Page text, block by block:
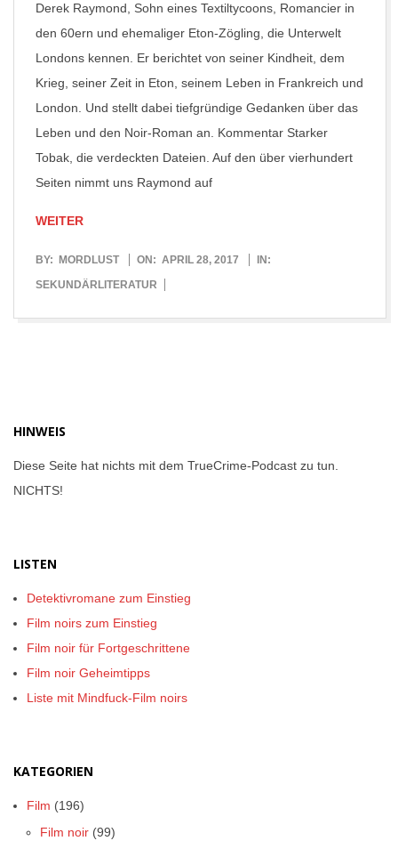
Derek Raymond, Sohn eines Textiltycoons, Romancier in
den 60ern und ehemaliger Eton-Zögling, die Unterwelt
Londons kennen. Er berichtet von seiner Kindheit, dem
Krieg, seiner Zeit in Eton, seinem Leben in Frankreich und
London. Und stellt dabei tiefgründige Gedanken über das
Leben und den Noir-Roman an. Kommentar Starker
Tobak, die verdeckten Dateien. Auf den über vierhundert
Seiten nimmt uns Raymond auf
WEITER
2017-
04-
BY: MORDLUST ON: APRIL 28, 2017
IN:
SEKUNDÄRLITERATUR
HINWEIS
Diese Seite hat nichts mit dem TrueCrime-Podcast zu tun.
NICHTS!
LISTEN
Detektivromane zum Einstieg
Film noirs zum Einstieg
Film noir für Fortgeschrittene
Film noir Geheimtipps
Liste mit Mindfuck-Film noirs
KATEGORIEN
Film (196)
Film noir (99)